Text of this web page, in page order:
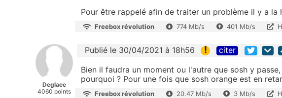
Pour être rappelé afin de traiter un problème il y a la
Freebox révolution 774 Mb/s 401 Mb/s
Deglace
4060 points
Publié le 30/04/2021 à 18h56 ! citer
Bien il faudra un moment ou l'autre que sosh y
pourquoi ? Pour une fois que sosh orange est en
Freebox révolution 20.47 Mb/s 3 Mb/s